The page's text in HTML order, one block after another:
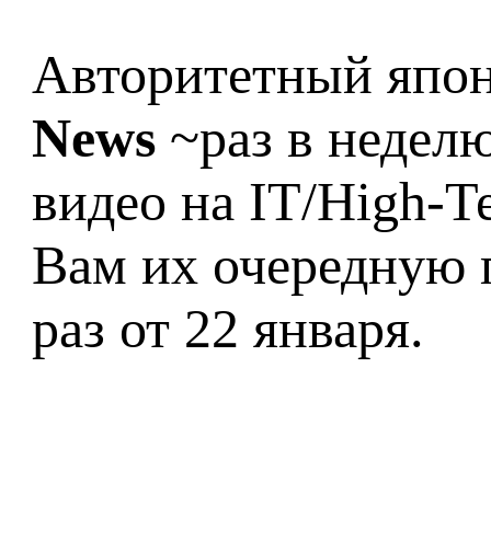
Авторитетный
News~раз в
видео на IT/High-
Вам их очередную
раз от 22 января.